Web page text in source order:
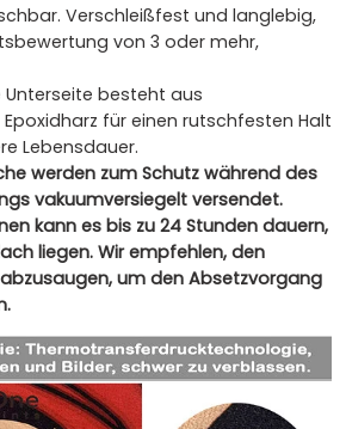
Verschleißfest und langlebig,
von 3 oder mehr,
Unterseite besteht aus
für einen rutschfesten Halt
Lebensdauer.
werden zum Schutz während des
vakuumversiegelt versendet.
kann es bis zu 24 Stunden dauern,
liegen. Wir empfehlen, den
um den Absetzvorgang